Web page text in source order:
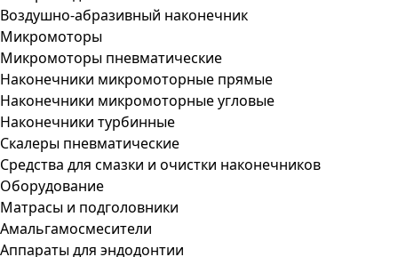
Воздушно-абразивный наконечник
Микромоторы
Микромоторы пневматические
Наконечники микромоторные прямые
Наконечники микромоторные угловые
Наконечники турбинные
Скалеры пневматические
Средства для смазки и очистки наконечников
Оборудование
Матрасы и подголовники
Амальгамосмесители
Аппараты для эндодонтии